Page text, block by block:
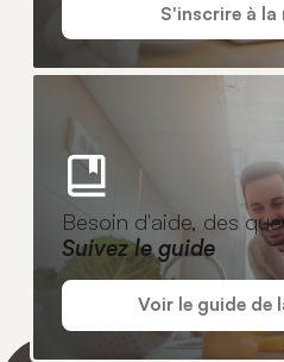
S'inscrire à la
Besoin d'aide, des
Suivez le guide
Voir le guide de